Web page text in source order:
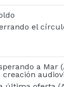
el
a Mar
creación